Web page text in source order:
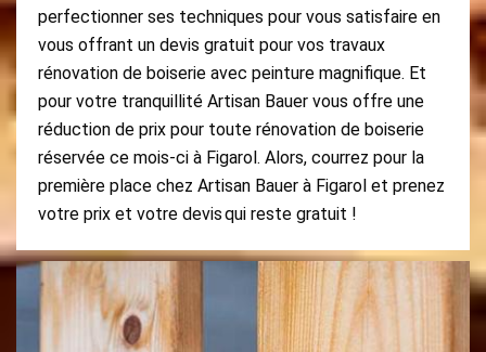
perfectionner ses techniques pour vous satisfaire en
vous offrant un devis gratuit pour vos travaux
rénovation de boiserie avec peinture magnifique. Et
pour votre tranquillité Artisan Bauer vous offre une
réduction de prix pour toute rénovation de boiserie
réservée ce mois-ci à Figarol. Alors, courrez pour la
première place chez Artisan Bauer à Figarol et prenez
votre prix et votre devis qui reste gratuit !